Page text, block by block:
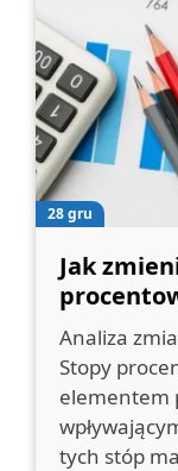
28 gru
Jak
Analiza
Stopy
elementem
tych stóp